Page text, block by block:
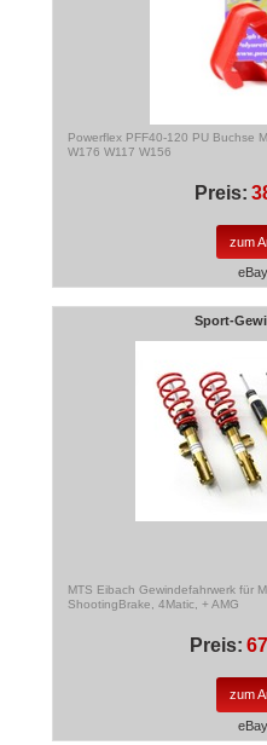
Powerflex PFF40-120 PU Buchse
W176 W117 W156
Preis:
zum
Sport-
MTS Eibach Gewindefahrwerk für
ShootingBrake, 4Matic, + AMG
Preis:
zum